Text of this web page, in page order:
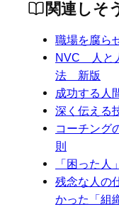
関連しそ
職場を腐ら
NVC 人と
法 新版
成功する人
深く伝える
コーチング
則
「困った人
残念な人の
かった「組